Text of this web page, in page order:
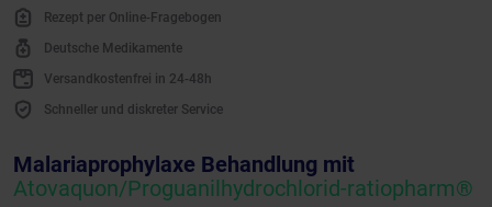
Rezept per Online-Fragebogen
Deutsche Medikamente
Versandkostenfrei in 24-48h
Schneller und diskreter Service
Malariaprophylaxe Behandlung mit
Atovaquon/Proguanilhydrochlorid-ratiopharm®